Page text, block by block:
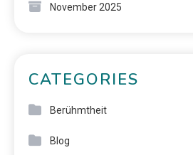
November 2025
CATEGORIES
Berühmtheit
Blog